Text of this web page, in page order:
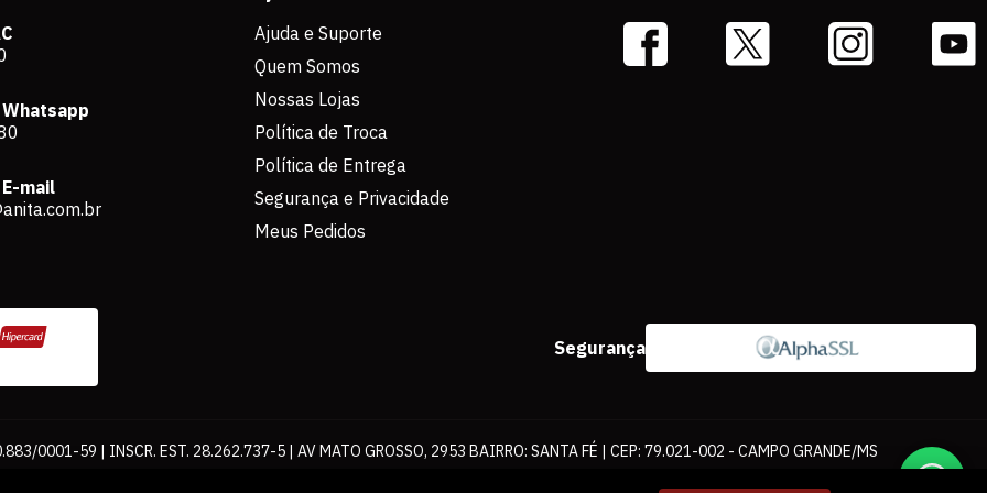
mail
Ajuda e Suporte
Quem Somos
Nossas Lojas
Política de Troca
Política de Entrega
Segurança e Privacidade
Meus Pedidos
Segurança
0001-59 | INSCR. EST. 28.262.737-5 | AV MATO GROSSO, 2953 BAIRRO: SANTA FÉ | CEP: 79.021-002 - CAMPO GRANDE/MS